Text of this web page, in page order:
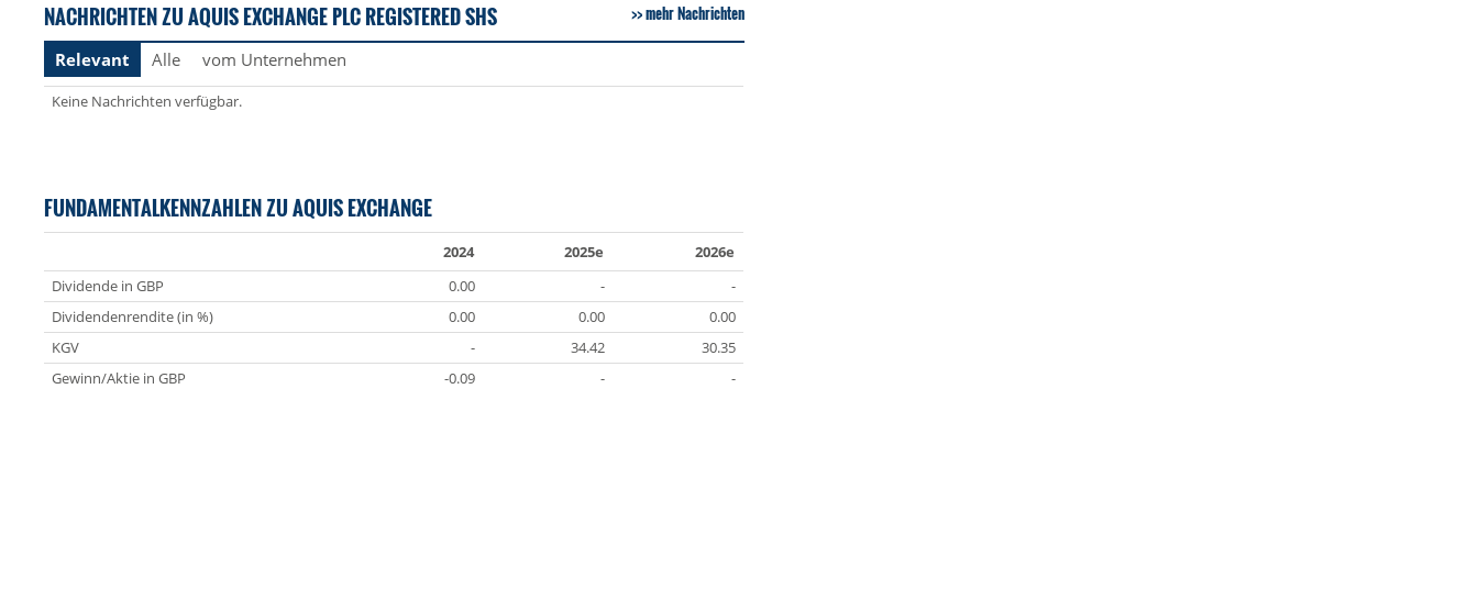
NACHRICHTEN ZU AQUIS EXCHANGE PLC REGISTERED SHS mehr Nachrichten
Relevant Alle vom Unternehmen
Keine Nachrichten verfügbar.
FUNDAMENTALKENNZAHLEN ZU AQUIS EXCHANGE
2024 2025e
2026e
Dividende in GBP
0.00 -
-
Dividendenrendite (in %)
0.00 0.00
0.00
KGV
- 34.42
30.35
Gewinn/Aktie in GBP
-0.09 - -